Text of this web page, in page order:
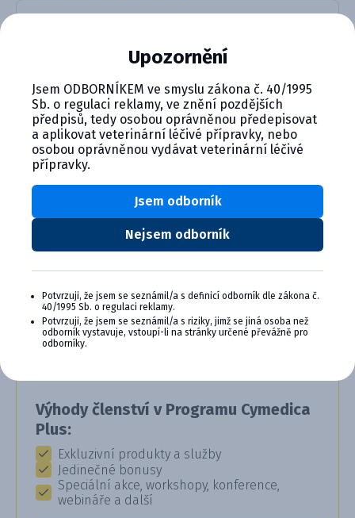
Fatroximin DC 100mg, intramamá...
Detail produktu
CYMEDICA PLUS: VĚRNOST, KTERÁ
SE VYPLÁCÍ
Staňte se členem věrnostního programu
Výhody členství v Programu Cymedica
Plus:
Exkluzivní produkty a služby
Jedinečné bonusy
Speciální akce, workshopy, konference,
webináře a další
Upozornění
Jsem ODBORNÍKEM ve smyslu zákona č. 40/1995
Sb. o regulaci reklamy, ve znění pozdějších
předpisů, tedy osobou oprávněnou předepisovat
a aplikovat veterinární léčivé přípravky, nebo
osobou oprávněnou vydávat veterinární léčivé
přípravky.
Nejsem odborník
Jsem odborník
Potvrzuji, že jsem se seznámil/a s definicí odborník dle zákona č.
40/1995 Sb. o regulaci reklamy.
Potvrzuji, že jsem se seznámil/a s riziky, jimž se jiná osoba než
odborník vystavuje, vstoupí-li na stránky určené převážně pro
odborníky.